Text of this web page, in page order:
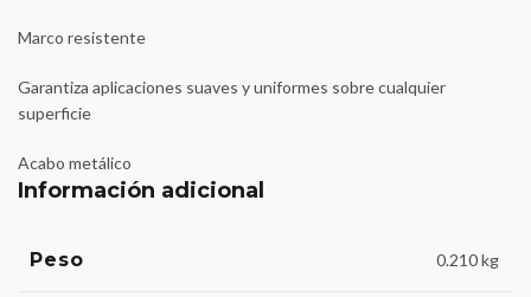
Marco resistente
Garantiza aplicaciones suaves y uniformes sobre cualquier
superficie
Acabo metálico
Información adicional
Peso 0.210 kg